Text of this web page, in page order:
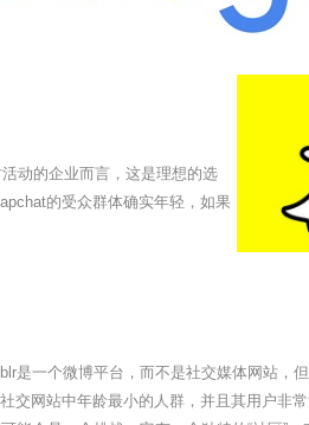
动的企业而言，这是理想的选
的受众群体确实年轻，如果
是一个微博平台，而不是社交媒体网站，
交网站中年龄最小的人群，并且其用户非